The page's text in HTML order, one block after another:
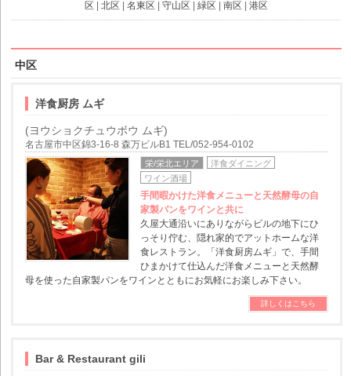
区
北区 名東区 守山区 緑区 南区 港区
中区
洋食厨房 ムギ
(ヨウショクチュウボウ ムギ)
名古屋市中区錦3-16-8 森万ビルB1 TEL/052-954-0102
栄/栄北エリア
洋食ダイニング
ワイン酒場
手間暇かけた洋食メニューと天然酵母の自
家製パンをワインと共に
久屋大通沿いにありながらビルの地下にひ
っそり佇む、隠れ家的でアットホームな洋
食レストラン。「洋食厨房ムギ」で、手間
ひまかけて仕込んだ洋食メニューと天然酵
母を使った自家製パンをワインとともにお気軽にお楽しみ下さい。
詳しくはこちら
Bar & Restaurant gili